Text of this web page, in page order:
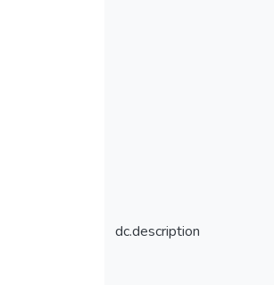
dc.description